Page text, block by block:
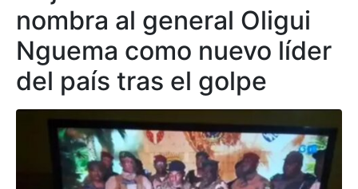
nombra al general Oligui
Nguema como nuevo líder
del país tras el golpe